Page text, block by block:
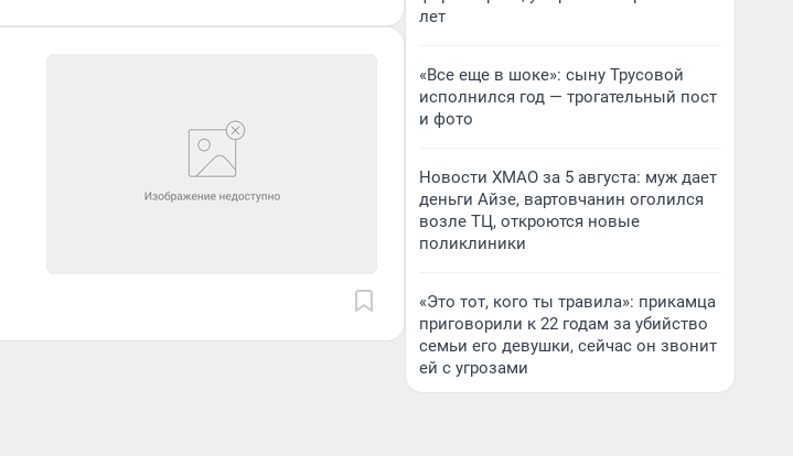
лет
«Все еще в шоке»: сыну Трусовой
исполнился год — трогательный пост
и фото
Новости ХМАО за 5 августа: муж дает
деньги Айзе, вартовчанин оголился
возле ТЦ, откроются новые
поликлиники
«Это тот, кого ты травила»: прикамца
приговорили к 22 годам за убийство
семьи его девушки, сейчас он звонит
ей с угрозами